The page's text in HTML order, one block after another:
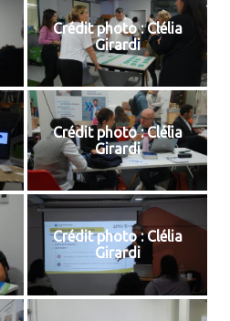
Crédit photo : Clélia
Girardi
Crédit photo : Clélia
Girardi
Crédit photo : Clélia
Girardi